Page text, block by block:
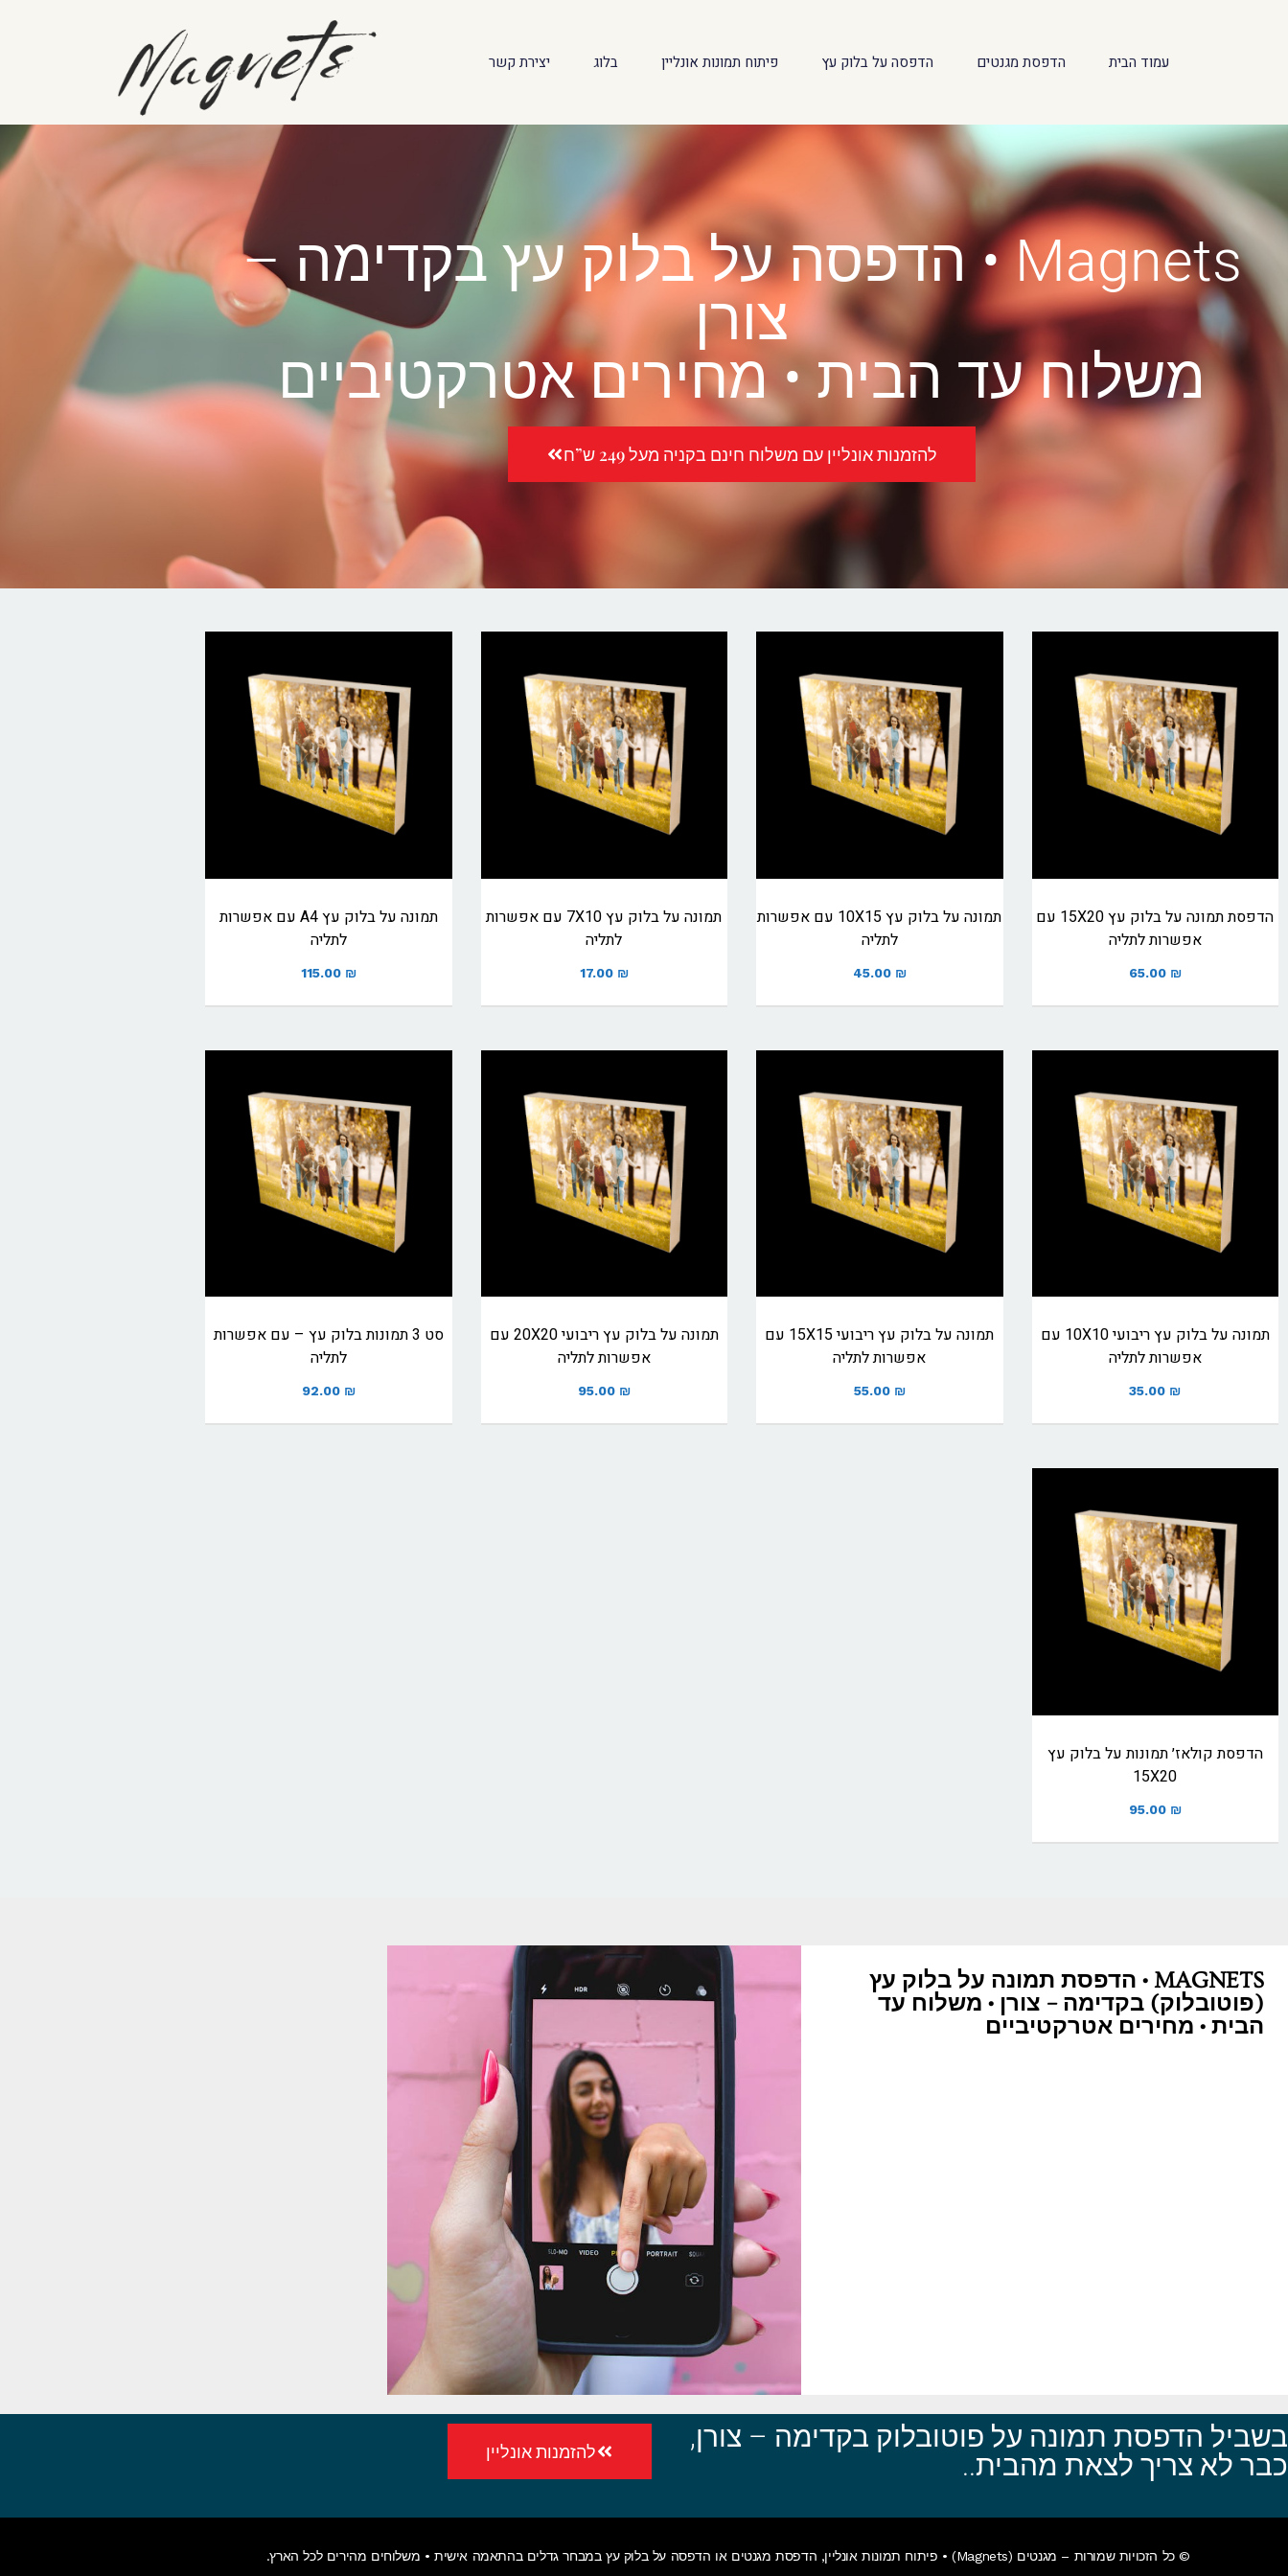
עמוד הבית הדפסת מגנטים הדפסה על בלוק עץ פיתוח תמונות אונליין בלוג יצירת קשר
Magnets • הדפסה על בלוק עץ בקדימה –
צורן
משלוח עד הבית • מחירים אטרקטיביים
להזמנות אונליין עם משלוח חינם בקניה מעל 249 ש”ח
הדפסת תמונה על בלוק עץ 15X20 עם
אפשרות לתליה
65.00 ₪
תמונה על בלוק עץ 10X15 עם אפשרות
לתליה
45.00 ₪
תמונה על בלוק עץ 7X10 עם אפשרות
לתליה
17.00 ₪
תמונה על בלוק עץ A4 עם אפשרות
לתליה
115.00 ₪
תמונה על בלוק עץ ריבועי 10X10 עם
אפשרות לתליה
35.00 ₪
תמונה על בלוק עץ ריבועי 15X15 עם
אפשרות לתליה
55.00 ₪
תמונה על בלוק עץ ריבועי 20X20 עם
אפשרות לתליה
95.00 ₪
סט 3 תמונות בלוק עץ – עם אפשרות
לתליה
92.00 ₪
הדפסת קולאז׳ תמונות על בלוק עץ
15X20
95.00 ₪
MAGNETS • הדפסת תמונה על בלוק עץ
(פוטובלוק) בקדימה – צורן • משלוח עד
הבית • מחירים אטרקטיביים
בשביל הדפסת תמונה על פוטובלוק בקדימה – צורן,
כבר לא צריך לצאת מהבית..
להזמנות אונליין
© כל הזכויות שמורות – מגנטים (Magnets) • פיתוח תמונות אונליין, הדפסת מגנטים או הדפסה על בלוק עץ במבחר גדלים בהתאמה אישית • משלוחים מהירים לכל הארץ.